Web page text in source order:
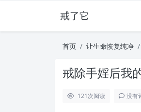
戒了它
首页 让生命恢复纯净
戒除手婬后我
121次阅读 没有